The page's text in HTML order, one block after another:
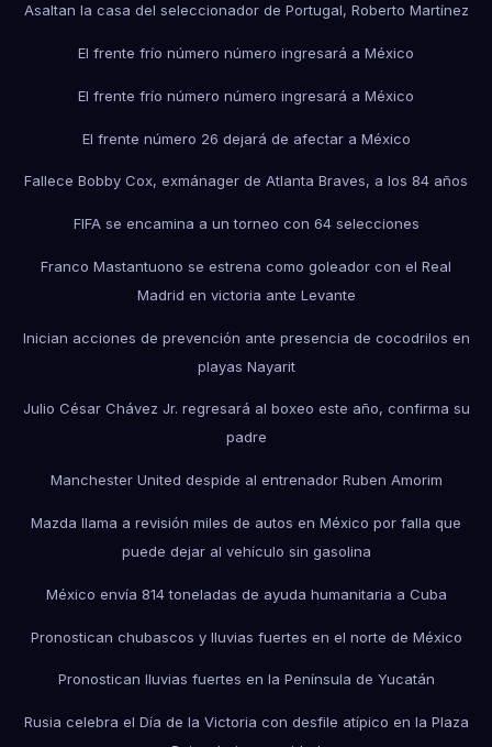
Asaltan la casa del seleccionador de Portugal, Roberto Martínez
El frente frío número número ingresará a México
El frente frío número número ingresará a México
El frente número 26 dejará de afectar a México
Fallece Bobby Cox, exmánager de Atlanta Braves, a los 84 años
FIFA se encamina a un torneo con 64 selecciones
Franco Mastantuono se estrena como goleador con el Real
Madrid en victoria ante Levante
Inician acciones de prevención ante presencia de cocodrilos en
playas Nayarit
Julio César Chávez Jr. regresará al boxeo este año, confirma su
padre
Manchester United despide al entrenador Ruben Amorim
Mazda llama a revisión miles de autos en México por falla que
puede dejar al vehículo sin gasolina
México envía 814 toneladas de ayuda humanitaria a Cuba
Pronostican chubascos y lluvias fuertes en el norte de México
Pronostican lluvias fuertes en la Península de Yucatán
Rusia celebra el Día de la Victoria con desfile atípico en la Plaza